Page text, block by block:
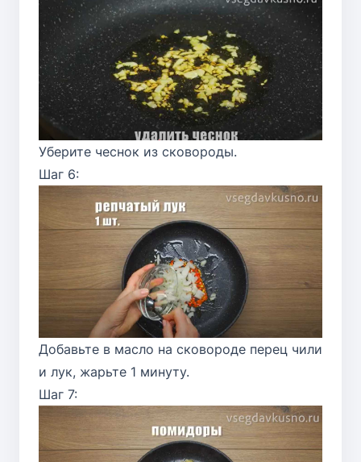
Уберите чеснок из сковороды.
Шаг 6:
Добавьте в масло на сковороде перец чили
и лук, жарьте 1 минуту.
Шаг 7: